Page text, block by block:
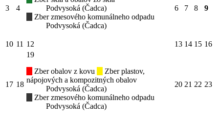
3 4
Podvysoká (Čadca)
Zber zmesového komunálneho odpadu
Podvysoká (Čadca)
6 7 8 9
10 11 12 13 14 15 16
17 18
19
Zber obalov z kovu
Zber plastov,
nápojových a kompozitných obalov
Podvysoká (Čadca)
Zber zmesového komunálneho odpadu
Podvysoká (Čadca)
20 21 22 23